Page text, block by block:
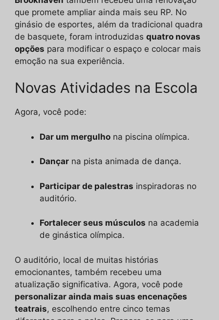
que promete ampliar ainda mais seu RP. No
ginásio de esportes, além da tradicional quadra
de basquete, foram introduzidas quatro novas
opções para modificar o espaço e colocar mais
emoção na sua experiência.
Novas Atividades na Escola
Agora, você pode:
Dar um mergulho na piscina olímpica.
Dançar na pista animada de dança.
Participar de palestras inspiradoras no
auditório.
Fortalecer seus músculos na academia
de ginástica olímpica.
O auditório, local de muitas histórias
emocionantes, também recebeu uma
atualização significativa. Agora, você pode
personalizar ainda mais suas encenações
teatrais, escolhendo entre cinco temas